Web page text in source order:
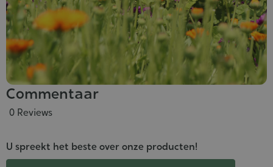
Commentaar
0 Reviews
U spreekt het beste over onze producten!